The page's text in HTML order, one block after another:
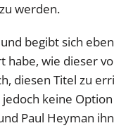
werden.
begibt sich
habe, wie dieser
diesen Titel zu
keine
Paul Heyman